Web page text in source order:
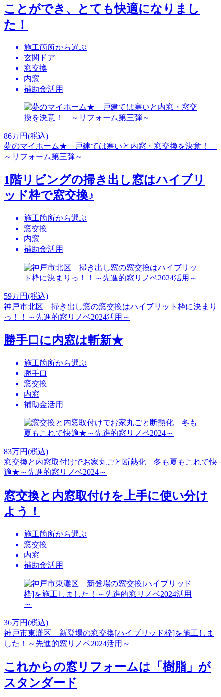
ことができ、とても快適になりまし
た！
施工箇所から選ぶ
玄関ドア
窓交換
内窓
補助金活用
86万円(税込)
夢のマイホーム★ 戸建ては寒いと内窓・窓交換を決意！
～リフォーム第三弾～
1階リビングの掃き出し窓はハイブリ
ッド枠で窓交換♪
施工箇所から選ぶ
窓交換
内窓
補助金活用
59万円(税込)
神戸市北区 掃き出し窓の窓交換はハイブリット枠に決まり
っ！！～先進的窓リノベ2024活用～
勝手口に内窓は斬新★
施工箇所から選ぶ
勝手口
窓交換
内窓
補助金活用
83万円(税込)
窓交換と内窓取付けでお家丸ごと断熱化 冬も夏もこれで快
適★～先進的窓リノベ2024～
窓交換と内窓取付けを上手に使い分け
よう！
施工箇所から選ぶ
窓交換
内窓
補助金活用
36万円(税込)
神戸市東灘区 新登場の窓交換[ハイブリッド枠]を施工しま
した！～先進的窓リノベ2024活用～
これからの窓リフォームは「樹脂」が
スタンダード